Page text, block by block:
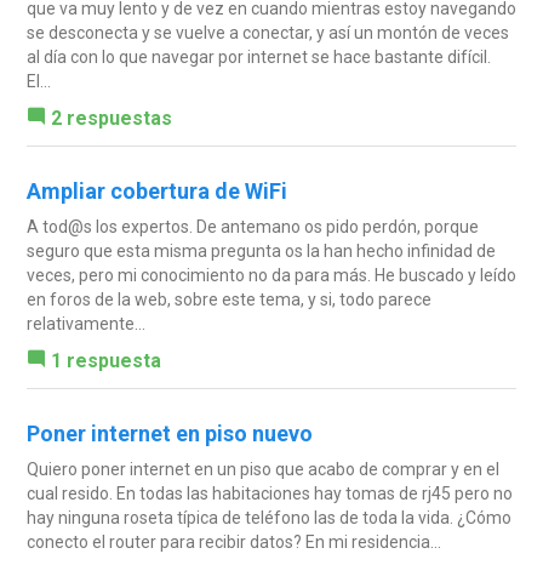
que va muy lento y de vez en cuando mientras estoy navegando
se desconecta y se vuelve a conectar, y así un montón de veces
al día con lo que navegar por internet se hace bastante difícil.
El...
2 respuestas
Ampliar cobertura de WiFi
A tod@s los expertos. De antemano os pido perdón, porque
seguro que esta misma pregunta os la han hecho infinidad de
veces, pero mi conocimiento no da para más. He buscado y leído
en foros de la web, sobre este tema, y si, todo parece
relativamente...
1 respuesta
Poner internet en piso nuevo
Quiero poner internet en un piso que acabo de comprar y en el
cual resido. En todas las habitaciones hay tomas de rj45 pero no
hay ninguna roseta típica de teléfono las de toda la vida. ¿Cómo
conecto el router para recibir datos? En mi residencia...